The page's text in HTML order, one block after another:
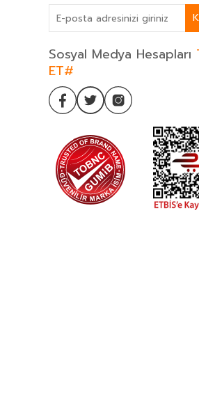
Sosyal Medya Hesapları
ET#